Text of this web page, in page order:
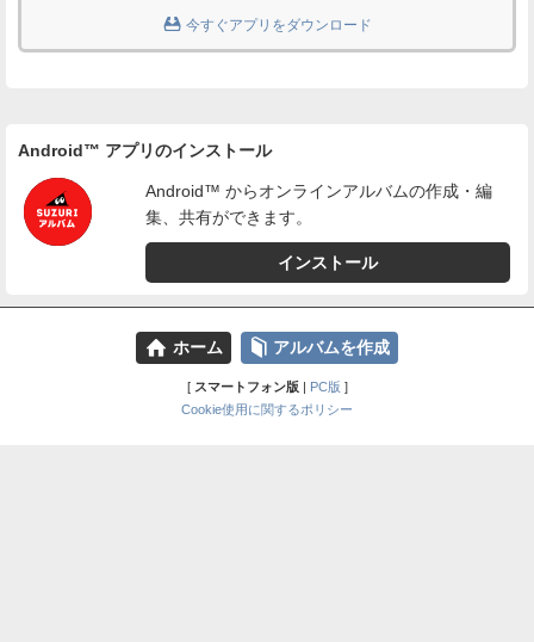
 今すぐアプリをダウンロード
Android™ アプリのインストール
Android™ からオンラインアルバムの作成・編
集、共有ができます。
インストール
⌂ ホーム 📕 アルバムを作成
[ スマートフォン版| PC版 ]
Cookie使用に関するポリシー